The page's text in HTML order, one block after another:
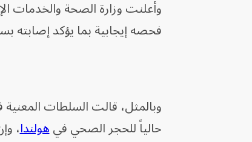
فحصه إيجابية بما يؤكد إصابته
وبالمثل، قالت السلطات
حالياً للحجر الصحي فيهولندا،